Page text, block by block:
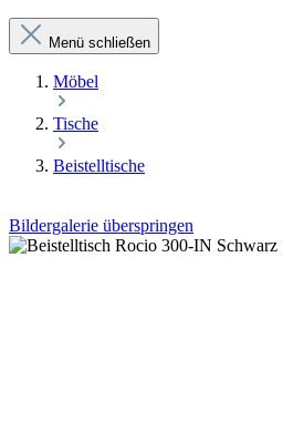
Menü schließen
Möbel
Tische
Beistelltische
Bildergalerie überspringen